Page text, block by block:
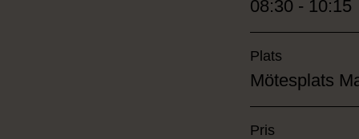
08:30 - 10:15
Plats
Mötesplats
Pris